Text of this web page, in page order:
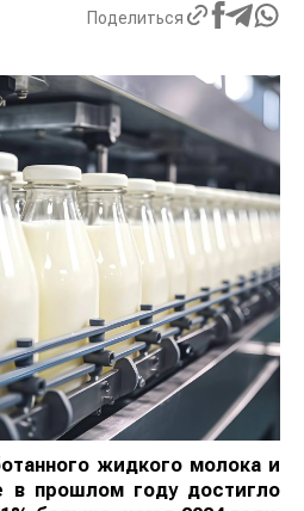
Поделиться
жидкого молока и
в прошлом году достигло